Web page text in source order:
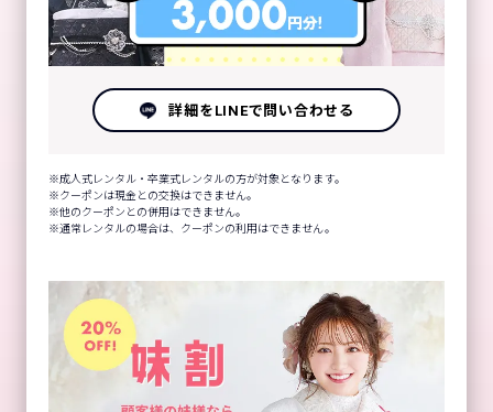
詳細をLINEで問い合わせる
成人式レンタル・卒業式レンタルの方が対象となります。
クーポンは現金との交換はできません。
他のクーポンとの併用はできません。
通常レンタルの場合は、クーポンの利用はできません。